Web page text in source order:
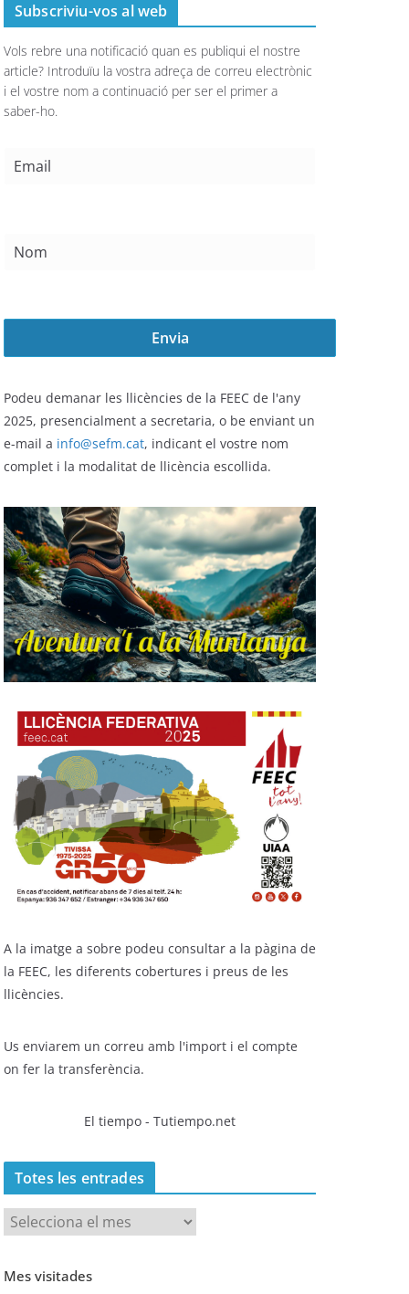
Subscriviu-vos al web
Vols rebre una notificació quan es publiqui el nostre
article? Introduïu la vostra adreça de correu electrònic
i el vostre nom a continuació per ser el primer a
saber-ho.
Podeu demanar les llicències de la FEEC de l'any
2025, presencialment a secretaria, o be enviant un
e-mail a info@sefm.cat, indicant el vostre nom
complet i la modalitat de llicència escollida.
A la imatge a sobre podeu consultar a la pàgina de
la FEEC, les diferents cobertures i preus de les
llicències.
Us enviarem un correu amb l'import i el compte
on fer la transferència.
El tiempo - Tutiempo.net
Totes les entrades
o
e
Mes visitades